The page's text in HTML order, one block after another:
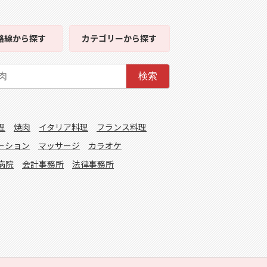
線から探す カテゴリーから探す
検索
焼肉 イタリア料理
フランス料理
ション マッサージ
カラオケ
院 会計事務所 法律事務所